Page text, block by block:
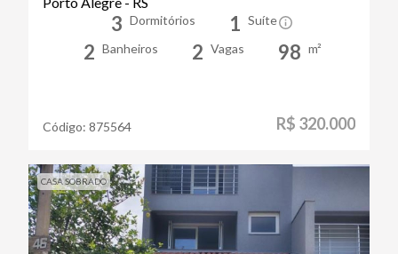
3 Dormitórios 1 Suíte
2 Banheiros 2 Vagas 98 m²
Código: 875564 R$ 320.000
CASA SOBRADO